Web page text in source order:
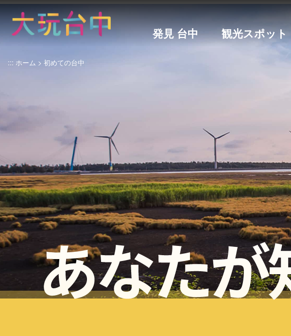
ア
ン
カ
ー
す
発見 台中 観光スポット
::: ホーム 初めての台中
初めての台中